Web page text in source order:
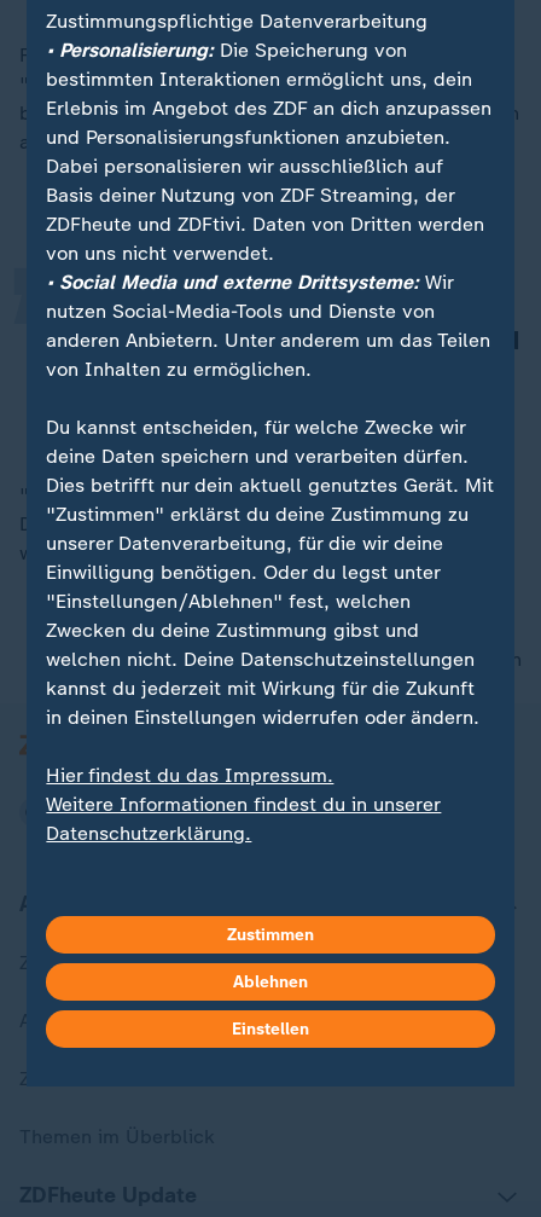
Für einen Fototermin zum 70. Geburtstag des
"Guinness Buch der Rekorde" hatte der Verlag die
beiden Hunde zusammengebracht. Sie verstanden sich
auf Anhieb. Keine Spur von Groß gegen Klein.
Wenn Reggie jemandem Freude
bereitet, ist das großartig für ihn und
macht ihn glücklich.
„
Sam Johnson Reiss, Hundebesitzerin
"Reggie" und "Pearl" trafen sich im Zuhause der
Deutschen Dogge in Idaho, USA. Der kleine Chihuahua
war mit seinem Frauchen aus Florida angereist.
nach oben
Zuletzt veröffentlicht
Aktuelle Sendungs-Videos
Zustimmungspflichtige Datenverarbeitung
• Personalisierung:Die Speicherung von
bestimmten Interaktionen ermöglicht uns, dein
Erlebnis im Angebot des ZDF an dich anzupassen
und Personalisierungsfunktionen anzubieten.
Dabei personalisieren wir ausschließlich auf
Basis deiner Nutzung von ZDF Streaming, der
ZDFheute und ZDFtivi. Daten von Dritten werden
von uns nicht verwendet.
• Social Media und externe Drittsysteme:Wir
nutzen Social-Media-Tools und Dienste von
anderen Anbietern. Unter anderem um das Teilen
von Inhalten zu ermöglichen.
Du kannst entscheiden, für welche Zwecke wir
deine Daten speichern und verarbeiten dürfen.
Dies betrifft nur dein aktuell genutztes Gerät. Mit
"Zustimmen" erklärst du deine Zustimmung zu
unserer Datenverarbeitung, für die wir deine
Einwilligung benötigen. Oder du legst unter
"Einstellungen/Ablehnen" fest, welchen
Zwecken du deine Zustimmung gibst und
welchen nicht. Deine Datenschutzeinstellungen
kannst du jederzeit mit Wirkung für die Zukunft
in deinen Einstellungen widerrufen oder ändern.
Hier findest du das Impressum.
Weitere Informationen findest du in unserer
Datenschutzerklärung.
Zustimmen
Ablehnen
Einstellen